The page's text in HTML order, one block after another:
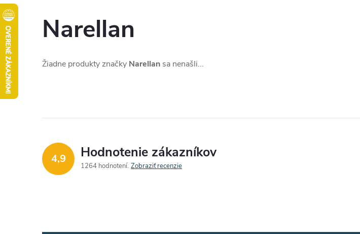
Narellan
Žiadne produkty značky Narellan sa nenašli...
4,9 Hodnotenie zákazníkov
1264 hodnotení Zobraziť recenzie